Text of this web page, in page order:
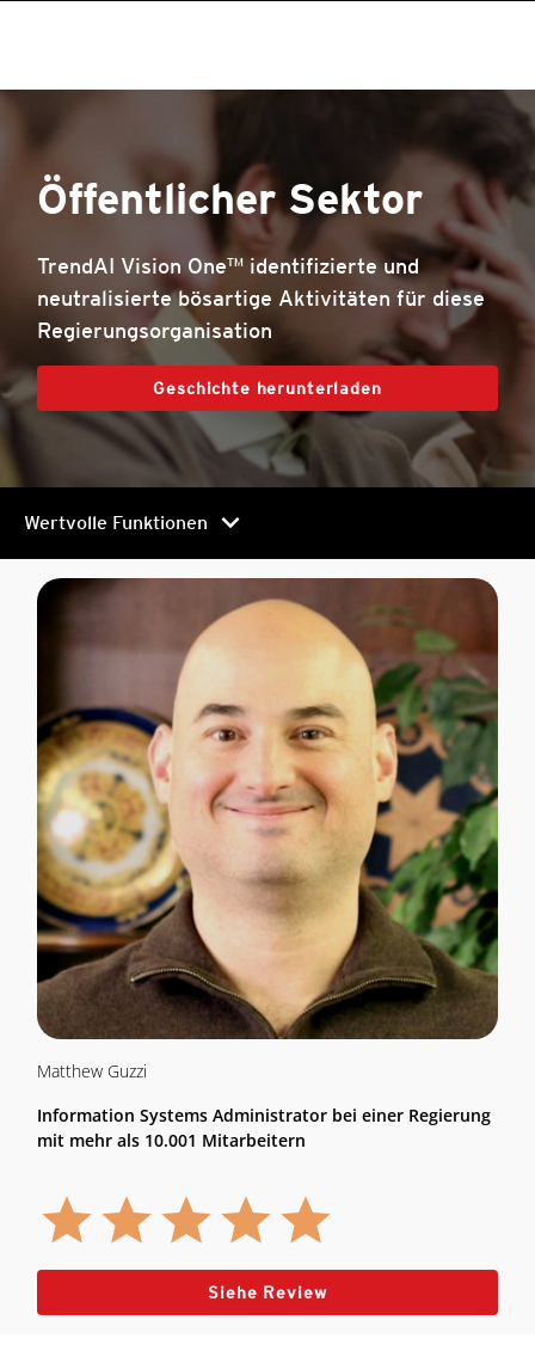
Öffentlicher Sektor
TrendAI Vision One™ identifizierte und
neutralisierte bösartige Aktivitäten für diese
Regierungsorganisation
Geschichte herunterladen
Wertvolle Funktionen chevron_right
Matthew Guzzi
Information Systems Administrator bei einer Regierung
mit mehr als 10.001 Mitarbeitern
Siehe Review
Products